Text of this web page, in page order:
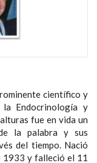
científico y
Endocrinología y
fue en vida un
la palabra y sus
del tiempo. Nació
1933 y falleció el 11